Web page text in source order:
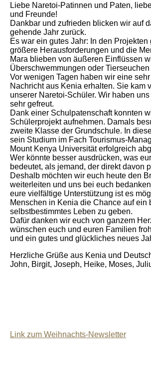
Liebe Naretoi-Patinnen und Paten,
und Freunde!
Dankbar und zufrieden blicken wir auf
gehende Jahr zurück.
Es war ein gutes Jahr: In den Projekten
größere Herausforderungen und die
Mara blieben von äußeren Einflüssen
Überschwemmungen oder Tierseuchen
Vor wenigen Tagen haben wir eine
Nachricht aus Kenia erhalten. Sie kam
unserer Naretoi-Schüler. Wir haben
sehr gefreut.
Dank einer Schulpatenschaft konnten
Schülerprojekt aufnehmen. Damals
zweite Klasse der Grundschule. In
sein Studium im Fach Tourismus-
Mount Kenya Universität erfolgreich
Wer könnte besser ausdrücken, was
bedeutet, als jemand, der direkt davon
Deshalb möchten wir euch heute den
weiterleiten und uns bei euch
eure vielfältige Unterstützung ist es
Menschen in Kenia die Chance auf ein
selbstbestimmtes Leben zu geben.
Dafür danken wir euch von ganzem
wünschen euch und euren Familien
und ein gutes und glückliches neues
Herzliche Grüße aus Kenia und
John, Birgit, Joseph, Heike, Moses,
Link zum Weihnachts-Newsletter